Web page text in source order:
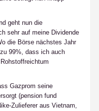
geht nun die
sehr auf meine Dividende
die Börse nächstes Jahr
99%, dass ich auch
Gazprom seine
(pension fund
Zulieferer aus Vietnam,